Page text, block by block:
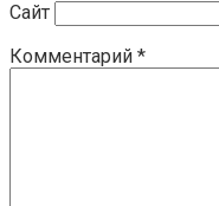
Сайт
Комментарий *